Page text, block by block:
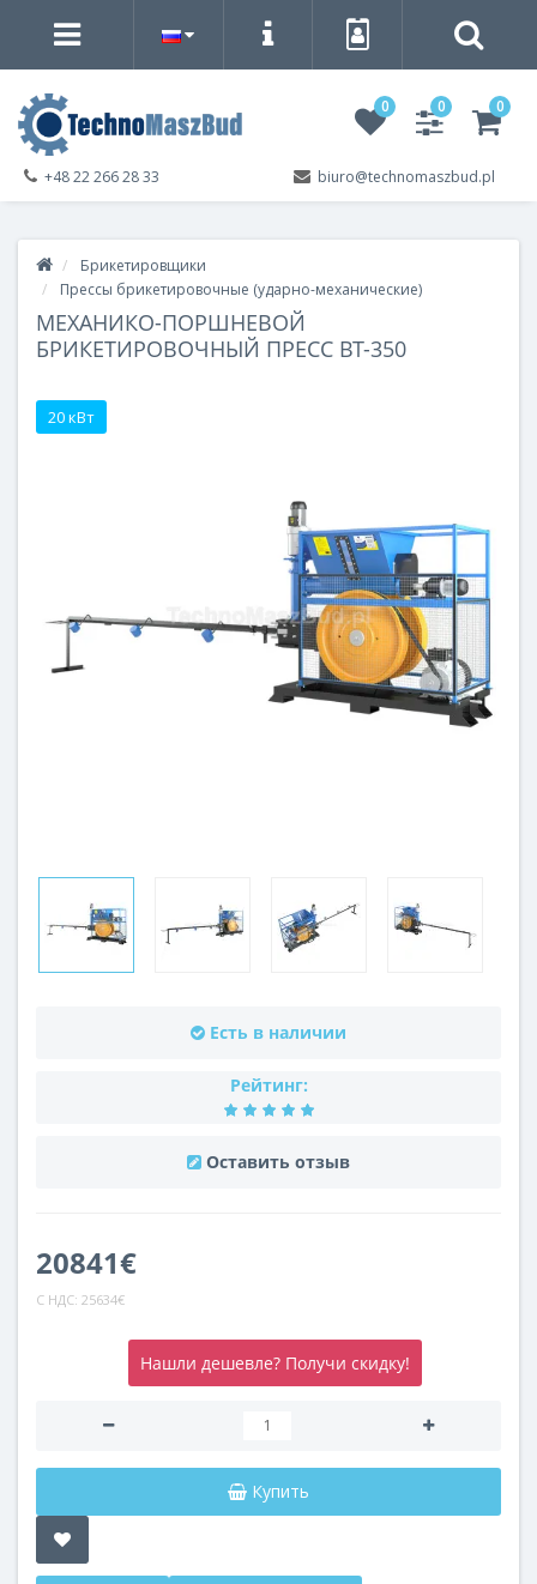
0 0 0
biuro@technomaszbud.pl
+48 22 266 28 33
Брикетировщики
Прессы брикетировочные (ударно-механические)
МЕХАНИКО-ПОРШНЕВОЙ
БРИКЕТИРОВОЧНЫЙ ПРЕСС BT-350
20 кВт
Есть в наличии
Рейтинг:
Оставить отзыв
20841€
С НДС: 25634€
Нашли дешевле? Получи скидку!
Купить